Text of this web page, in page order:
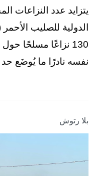
يتزايد عدد النزاعات
الدولية للصليب الأحمر
نفسه نادرًا ما يُوضَع
بلا رتوش